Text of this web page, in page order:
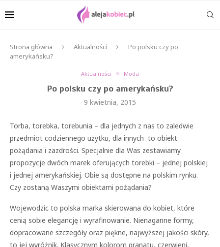
Strona główna Aktualności
Po polsku czy po
amerykańsku?
Aktualności Moda
Po polsku czy po amerykańsku?
9 kwietnia, 2015
Torba, torebka, torebunia – dla jednych z nas to zaledwie
przedmiot codziennego użytku, dla innych to obiekt
pożądania i zazdrości. Specjalnie dla Was zestawiamy
propozycje dwóch marek oferujących torebki – jednej polskiej
i jednej amerykańskiej. Obie są dostępne na polskim rynku.
Czy zostaną Waszymi obiektami pożądania?
Wojewodzic to polska marka skierowana do kobiet, które
cenią sobie elegancję i wyrafinowanie. Nienaganne formy,
dopracowane szczegóły oraz piękne, najwyższej jakości skóry,
to jej wyróżnik. Klasycznym kolorom granatu, czerwieni,